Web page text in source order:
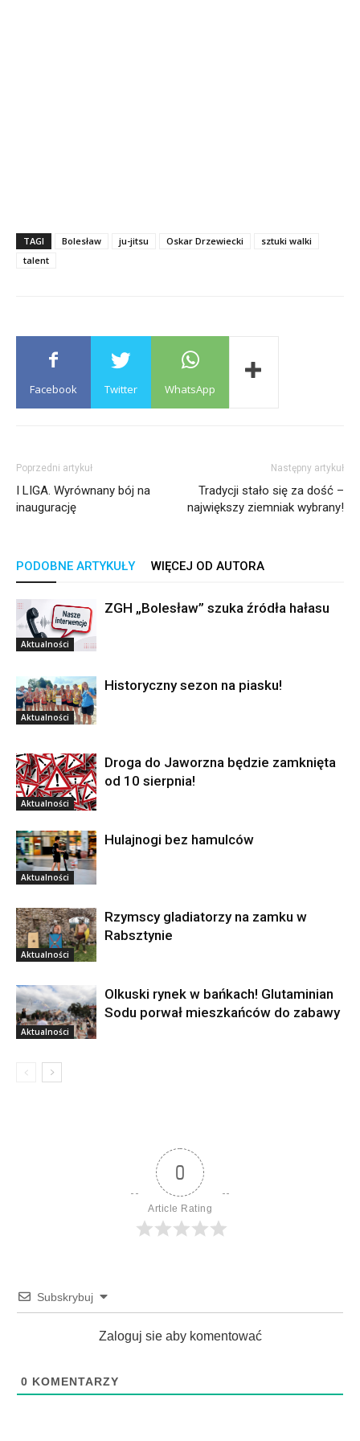
TAGI Bolesław ju-jitsu Oskar Drzewiecki
sztuki walki
talent
Facebook Twitter WhatsApp
Poprzedni artykuł
I LIGA. Wyrównany bój na
inaugurację
Następny artykuł
Tradycji stało się za dość –
największy ziemniak wybrany!
PODOBNE ARTYKUŁY WIĘCEJ OD AUTORA
Aktualności
ZGH „Bolesław” szuka źródła hałasu
Aktualności
Historyczny sezon na piasku!
Aktualności
Droga do Jaworzna będzie zamknięta
od 10 sierpnia!
Aktualności
Hulajnogi bez hamulców
Aktualności
Rzymscy gladiatorzy na zamku w
Rabsztynie
Aktualności
Olkuski rynek w bańkach! Glutaminian
Sodu porwał mieszkańców do zabawy
0
Article Rating
Subskrybuj
Zaloguj sie aby komentować
0 KOMENTARZY